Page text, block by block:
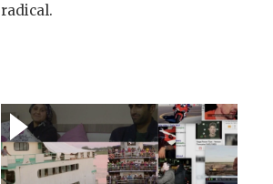
radical.